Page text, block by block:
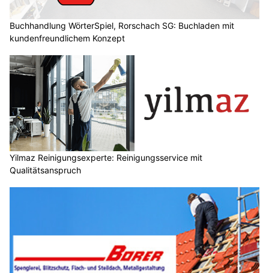
Buchhandlung WörterSpiel, Rorschach SG: Buchladen mit
kundenfreundlichem Konzept
Yilmaz Reinigungsexperte: Reinigungsservice mit
Qualitätsanspruch